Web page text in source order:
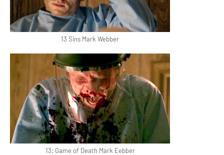
13 Sins Mark Webber
13: Game of Death Mark Eebber